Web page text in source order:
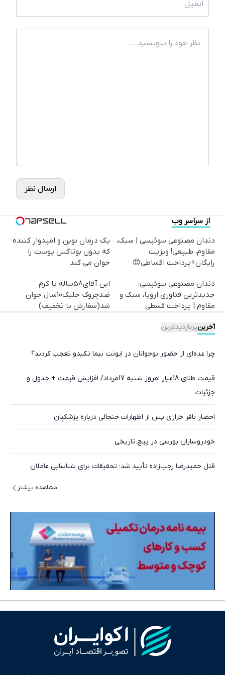
ارسال نظر
از سراسر وب
دندان مصنوعی سوئیسی | سبک،
مقاوم، طبیعی! ویزیت
رایگان+پرداخت اقساطی😍
یک درمان نوین و امیدوار کننده
که بدون بوتاکس پوست را
جوان می کند
دندان مصنوعی سوئیسی:
جدیدترین فناوری اروپا، سبک و
مقاوم | پرداخت قسطی
این آقای58ساله با کرم
ضدچروک جلبک10سال جوان
شد(سفارش با تخفیف)
آخرینپربازدیدترین
چرا عده‌ای از حضور نوجوانان در ایونت نیما تکیدو تعجب کردند؟
قیمت طلای 18عیار امروز شنبه 17مرداد/ افزایش قیمت + جدول و
جزئیات
احضار باقر خرازی پس از اظهارات جنجالی درباره پزشکیان
خودروسازان بورسی در پیچ تاریخی
قتل حمیدرضا رجب‌زاده تأیید شد؛ تحقیقات برای شناسایی عاملان
مشاهده بیشتر